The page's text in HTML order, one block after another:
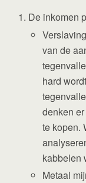
De inkomen
van de
hard
denken
te kopen.
kabbelen
Metaal